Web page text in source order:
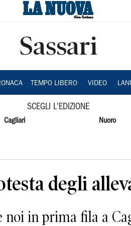
Sassari
TEMPO LIBERO VIDEO
SCEGLI L'EDIZIONE
Cagliari Nuoro
degli
noi in prima fila a